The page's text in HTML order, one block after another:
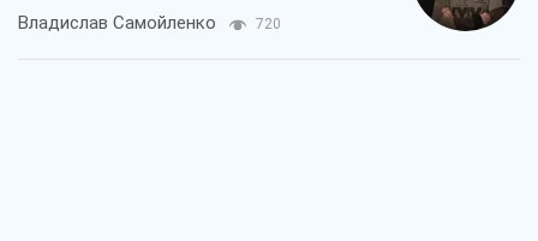
Владислав Самойленко 720